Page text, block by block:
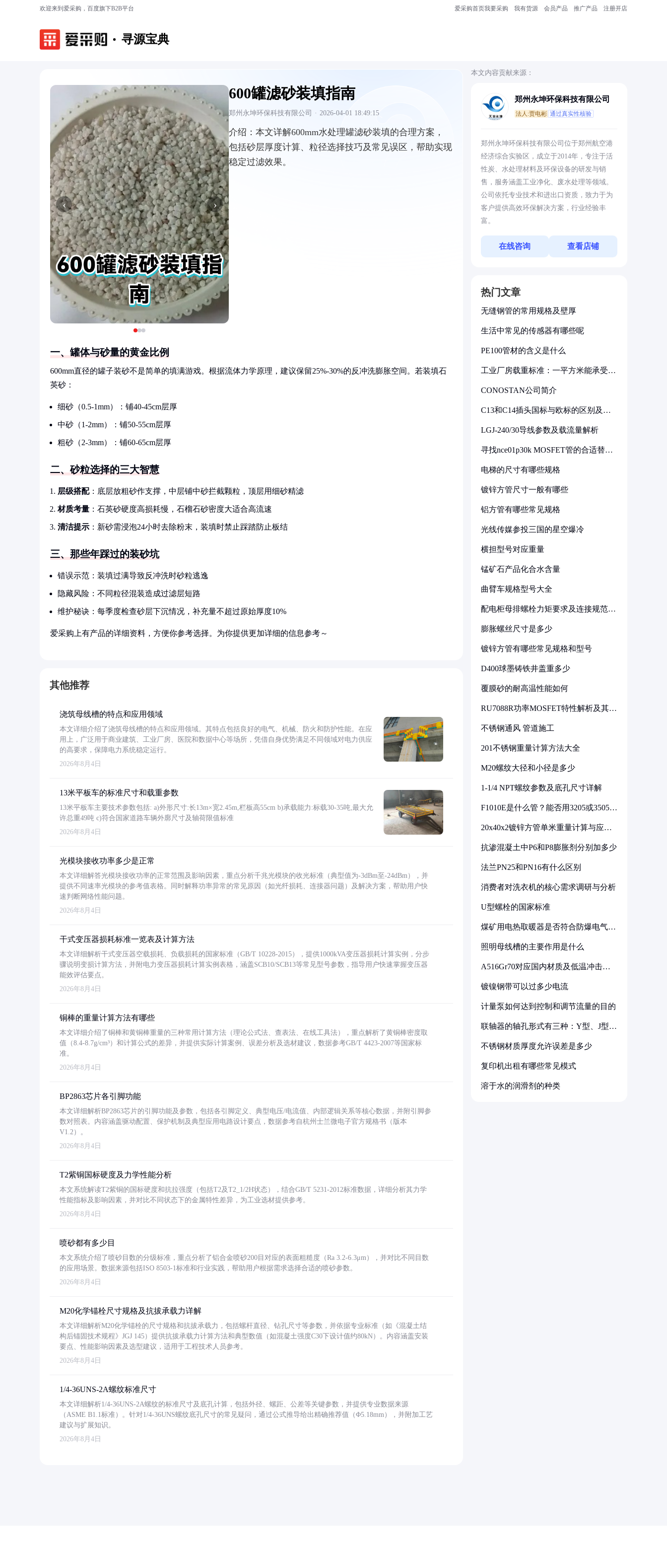
欢迎来到爱采购，百度旗下B2B平台 爱采购首页我要采购 我有货源 会员产品 推广产品 注册开店
寻源宝典
‹ ›
600罐滤砂装填指南
郑州永坤环保科技有限公司 · 2026-04-01 18:49:15
介绍： 本文详解600mm水处理罐滤砂装填的合理方案，
包括砂层厚度计算、粒径选择技巧及常见误区，帮助实现
稳定过滤效果。
一、罐体与砂量的黄金比例
600mm直径的罐子装砂不是简单的填满游戏。根据流体力学原理，建议保留25%-30%的反冲洗膨胀空间。若装填石
英砂：
细砂（0.5-1mm）：铺40-45cm层厚
中砂（1-2mm）：铺50-55cm层厚
粗砂（2-3mm）：铺60-65cm层厚
二、砂粒选择的三大智慧
层级搭配：底层放粗砂作支撑，中层铺中砂拦截颗粒，顶层用细砂精滤
材质考量 ：石英砂硬度高损耗慢，石榴石砂密度大适合高流速
清洁提示 ：新砂需浸泡24小时去除粉末，装填时禁止踩踏防止板结
三、那些年踩过的装砂坑
错误示范：装填过满导致反冲洗时砂粒逃逸
隐藏风险：不同粒径混装造成过滤层短路
维护秘诀：每季度检查砂层下沉情况，补充量不超过原始厚度10%
爱采购上有产品的详细资料，方便你参考选择。为你提供更加详细的信息参考～
其他推荐
浇筑母线槽的特点和应用领域
本文详细介绍了浇筑母线槽的特点和应用领域。其特点包括良好的电气、机械、防火和防护性能。在应
用上，广泛用于商业建筑、工业厂房、医院和数据中心等场所，凭借自身优势满足不同领域对电力供应
的高要求，保障电力系统稳定运行。
2026年8月4日
13米平板车的标准尺寸和载重参数
13米平板车主要技术参数包括: a)外形尺寸:长13m×宽2.45m,栏板高55cm b)承载能力:标载30-35吨,最大允
许总重49吨 c)符合国家道路车辆外廓尺寸及轴荷限值标准
2026年8月4日
光模块接收功率多少是正常
本文详细解答光模块接收功率的正常范围及影响因素，重点分析千兆光模块的收光标准（典型值为-3dBm至-24dBm），并
提供不同速率光模块的参考值表格。同时解释功率异常的常见原因（如光纤损耗、连接器问题）及解决方案，帮助用户快
速判断网络性能问题。
2026年8月4日
干式变压器损耗标准一览表及计算方法
本文详细解析干式变压器空载损耗、负载损耗的国家标准（GB/T 10228-2015），提供1000kVA变压器损耗计算实例，分步
骤说明变损计算方法，并附电力变压器损耗计算实例表格，涵盖SCB10/SCB13等常见型号参数，指导用户快速掌握变压器
能效评估要点。
2026年8月4日
铜棒的重量计算方法有哪些
本文详细介绍了铜棒和黄铜棒重量的三种常用计算方法（理论公式法、查表法、在线工具法），重点解析了黄铜棒密度取
值（8.4-8.7g/cm³）和计算公式的差异，并提供实际计算案例、误差分析及选材建议，数据参考GB/T 4423-2007等国家标
准。
2026年8月4日
BP2863芯片各引脚功能
本文详细解析BP2863芯片的引脚功能及参数，包括各引脚定义、典型电压/电流值、内部逻辑关系等核心数据，并附引脚参
数对照表。内容涵盖驱动配置、保护机制及典型应用电路设计要点，数据参考自杭州士兰微电子官方规格书（版本
V1.2）。
2026年8月4日
T2紫铜国标硬度及力学性能分析
本文系统解读T2紫铜的国标硬度和抗拉强度（包括T2及T2_1/2H状态），结合GB/T 5231-2012标准数据，详细分析其力学
性能指标及影响因素，并对比不同状态下的金属特性差异，为工业选材提供参考。
2026年8月4日
喷砂都有多少目
本文系统介绍了喷砂目数的分级标准，重点分析了铝合金喷砂200目对应的表面粗糙度（Ra 3.2-6.3μm），并对比不同目数
的应用场景。数据来源包括ISO 8503-1标准和行业实践，帮助用户根据需求选择合适的喷砂参数。
2026年8月4日
M20化学锚栓尺寸规格及抗拔承载力详解
本文详细解析M20化学锚栓的尺寸规格和抗拔承载力，包括螺杆直径、钻孔尺寸等参数，并依据专业标准（如《混凝土结
构后锚固技术规程》JGJ 145）提供抗拔承载力计算方法和典型数值（如混凝土强度C30下设计值约80kN）。内容涵盖安装
要点、性能影响因素及选型建议，适用于工程技术人员参考。
2026年8月4日
1/4-36UNS-2A螺纹标准尺寸
本文详细解析1/4-36UNS-2A螺纹的标准尺寸及底孔计算，包括外径、螺距、公差等关键参数，并提供专业数据来源
（ASME B1.1标准）。针对1/4-36UNS螺纹底孔尺寸的常见疑问，通过公式推导给出精确推荐值（Φ5.18mm），并附加工艺
建议与扩展知识。
2026年8月4日
本文内容贡献来源：
郑州永坤环保科技有限公司
法人:贾电彬 通过真实性核验
郑州永坤环保科技有限公司位于郑州航空港
经济综合实验区，成立于2014年，专注于活
性炭、水处理材料及环保设备的研发与销
售，服务涵盖工业净化、废水处理等领域。
公司依托专业技术和进出口资质，致力于为
客户提供高效环保解决方案，行业经验丰
富。
在线咨询 查看店铺
热门文章
无缝钢管的常用规格及壁厚
生活中常见的传感器有哪些呢
PE100管材的含义是什么
工业厂房载重标准：一平方米能承受多
CONOSTAN公司简介
C13和C14插头国标与欧标的区别及其
LGJ-240/30导线参数及载流量解析
寻找nce01p30k MOSFET管的合适替代
电梯的尺寸有哪些规格
镀锌方管尺寸一般有哪些
铝方管有哪些常见规格
光线传媒参投三国的星空爆冷
横担型号对应重量
锰矿石产品化合水含量
曲臂车规格型号大全
配电柜母排螺栓力矩要求及连接规范详
膨胀螺丝尺寸是多少
镀锌方管有哪些常见规格和型号
D400球墨铸铁井盖重多少
覆膜砂的耐高温性能如何
RU7088R功率MOSFET特性解析及其在
不锈钢通风 管道施工
201不锈钢重量计算方法大全
M20螺纹大径和小径是多少
1-1/4 NPT螺纹参数及底孔尺寸详解
F1010E是什么管？能否用3205或3505代
20x40x2镀锌方管单米重量计算与应用
抗渗混凝土中P6和P8膨胀剂分别加多少
法兰PN25和PN16有什么区别
消费者对洗衣机的核心需求调研与分析
U型螺栓的国家标准
煤矿用电热取暖器是否符合防爆电气设
照明母线槽的主要作用是什么
A516Gr70对应国内材质及低温冲击要
镀镍钢带可以过多少电流
计量泵如何达到控制和调节流量的目的
联轴器的轴孔形式有三种：Y型、J型、
不锈钢材质厚度允许误差是多少
复印机出租有哪些常见模式
溶于水的润滑剂的种类